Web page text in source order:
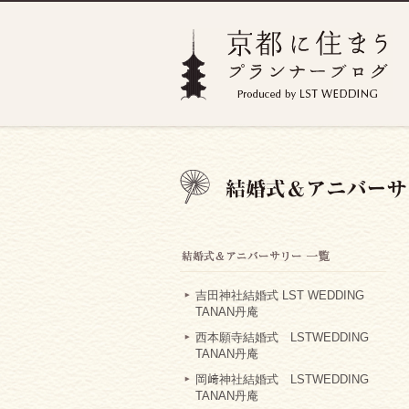
吉田神社結婚式 LST WEDDING
TANAN丹庵
西本願寺結婚式 LSTWEDDING
TANAN丹庵
岡﨑神社結婚式 LSTWEDDING
TANAN丹庵